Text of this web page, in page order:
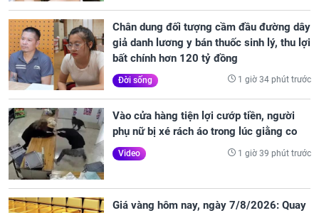
Chân dung đối tượng cầm đầu đường dây
giả danh lương y bán thuốc sinh lý, thu lợi
bất chính hơn 120 tỷ đồng
Đời sống 1 giờ 34 phút trước
Vào cửa hàng tiện lợi cướp tiền, người
phụ nữ bị xé rách áo trong lúc giằng co
Video 1 giờ 39 phút trước
Giá vàng hôm nay, ngày 7/8/2026: Quay